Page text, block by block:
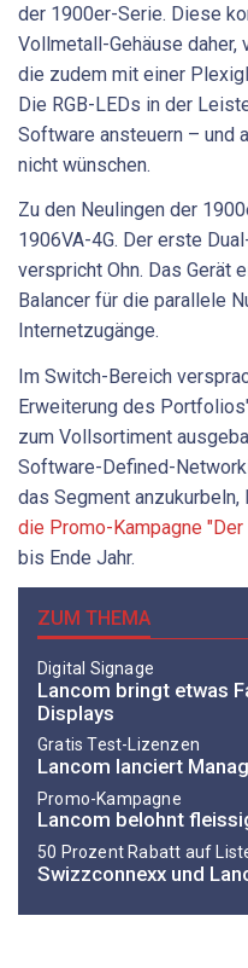
der 1900er-Serie. Diese
Vollmetall-Gehäuse
die zudem mit einer
Die RGB-LEDs in der
Software ansteuern – und
nicht wünschen.
Zu den Neulingen der
1906VA-4G. Der erste
verspricht Ohn. Das Gerät
Balancer für die parallele
Internetzugänge.
Im Switch-Bereich
Erweiterung des
zum Vollsortiment
Software-Defined-
das Segment
die Promo-Kampagne
bis Ende Jahr.
ZUM THEMA
Digital Signage
Lancom bringt etwas
Displays
Gratis Test-Lizenzen
Lancom lanciert
Promo-Kampagne
Lancom belohnt
50 Prozent Rabatt auf
Swizzconnexx und